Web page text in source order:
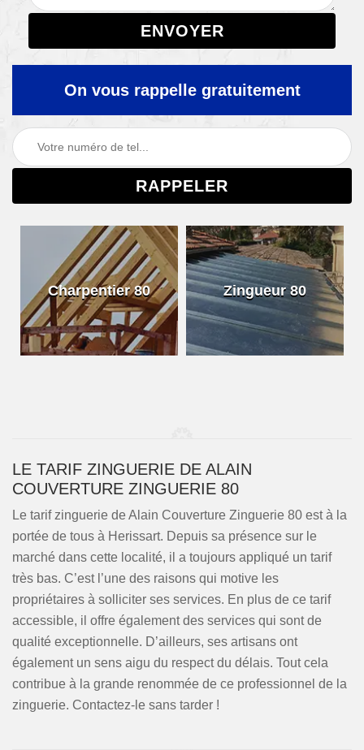
On vous rappelle gratuitement
Charpentier 80 Zingueur 80
LE TARIF ZINGUERIE DE ALAIN
COUVERTURE ZINGUERIE 80
Le tarif zinguerie de Alain Couverture Zinguerie 80 est à la
portée de tous à Herissart. Depuis sa présence sur le
marché dans cette localité, il a toujours appliqué un tarif
très bas. C’est l’une des raisons qui motive les
propriétaires à solliciter ses services. En plus de ce tarif
accessible, il offre également des services qui sont de
qualité exceptionnelle. D’ailleurs, ses artisans ont
également un sens aigu du respect du délais. Tout cela
contribue à la grande renommée de ce professionnel de la
zinguerie. Contactez-le sans tarder !